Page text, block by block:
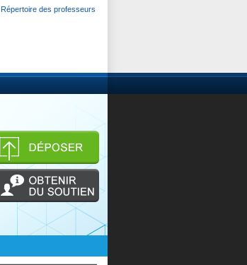
Répertoire des professeurs